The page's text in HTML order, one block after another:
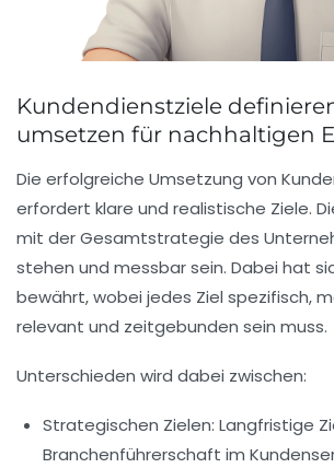
Kundendienstziele
umsetzen für nachhaltigen
Die erfolgreiche Umsetzung von
erfordert klare und realistische Ziele.
mit der Gesamtstrategie des
stehen und messbar sein. Dabei hat
bewährt, wobei jedes Ziel spezifisch,
relevant und zeitgebunden sein muss.
Unterschieden wird dabei zwischen:
Strategischen Zielen: Langfristige
Branchenführerschaft im